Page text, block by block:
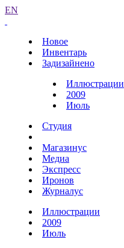
EN
Новое
Инвентарь
Задизайнено
Иллюстрации
2009
Июль
Студия
Магазинус
Медиа
Экспресс
Иронов
Журналус
Иллюстрации
2009
Июль